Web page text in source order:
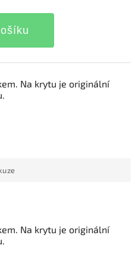
Na krytu je originální
Na krytu je originální